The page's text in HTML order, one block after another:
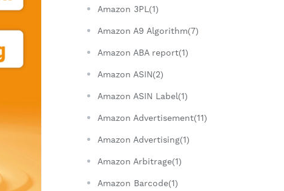
Amazon 3PL(1)
Amazon A9 Algorithm(7)
Amazon ABA report(1)
Amazon ASIN(2)
Amazon ASIN Label(1)
Amazon Advertisement(11)
Amazon Advertising(1)
Amazon Arbitrage(1)
Amazon Barcode(1)